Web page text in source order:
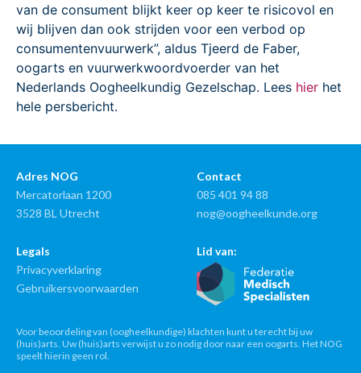
van de consument blijkt keer op keer te risicovol en
wij blijven dan ook strijden voor een verbod op
consumentenvuurwerk”, aldus Tjeerd de Faber,
oogarts en vuurwerkwoordvoerder van het
Nederlands Oogheelkundig Gezelschap. Lees hier het
hele persbericht.
Adres NOG
Mercatorlaan 1200
3528 BL Utrecht
Contact
085 401 94 88
nog@oogheelkunde.org
Legals
Privacyverklaring
Gebruikersvoorwaarden
Lid van:
Voor beoordeling van (oogheelkundige) klachten kunt u terecht bij uw
(huis)arts. Uw (huis)arts verwijst u zo nodig door naar een oogarts. Het NOG
speelt hierin geen rol.